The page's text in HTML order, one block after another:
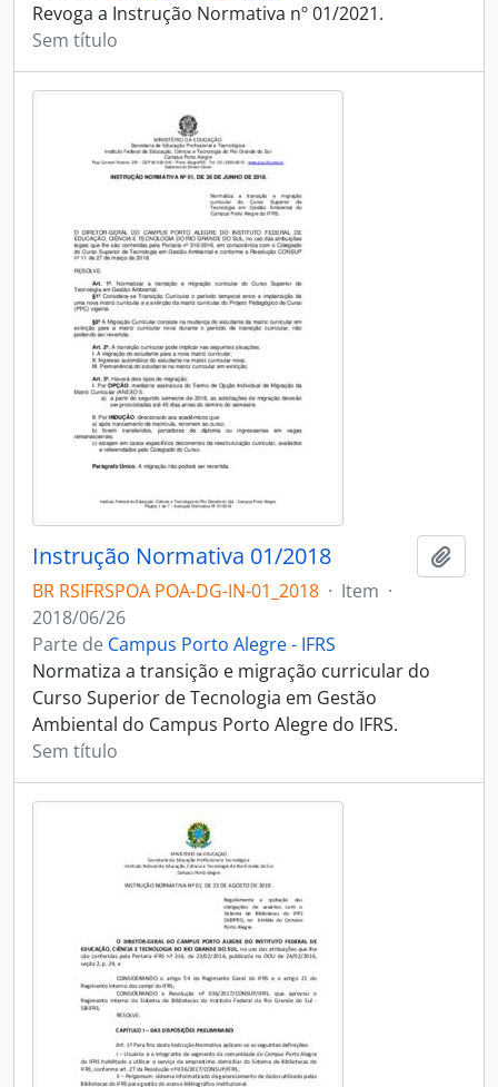
Revoga a Instrução Normativa nº 01/2021.
Sem título
Instrução Normativa 01/2018
BR RSIFRSPOA POA-DG-IN-01_2018 · Item ·
2018/06/26
Parte de Campus Porto Alegre - IFRS
Normatiza a transição e migração curricular do
Curso Superior de Tecnologia em Gestão
Ambiental do Campus Porto Alegre do IFRS.
Sem título